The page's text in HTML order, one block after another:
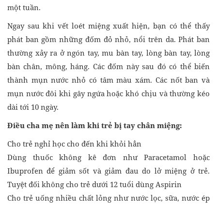
một tuần.
Ngay sau khi vết loét miệng xuất hiện, bạn có thể thấy
phát ban gồm những đốm đỏ nhỏ, nổi trên da. Phát ban
thường xảy ra ở ngón tay, mu bàn tay, lòng bàn tay, lòng
bàn chân, mông, háng. Các đốm này sau đó có thể biến
thành mụn nước nhỏ có tâm màu xám. Các nốt ban và
mụn nước đôi khi gây ngứa hoặc khó chịu và thường kéo
dài tới 10 ngày.
Điều cha mẹ nên làm khi trẻ bị tay chân miệng:
Cho trẻ nghỉ học cho đến khi khỏi hẳn
Dùng thuốc không kê đơn như Paracetamol hoặc
Ibuprofen để giảm sốt và giảm đau do lở miệng ở trẻ.
Tuyệt đối không cho trẻ dưới 12 tuổi dùng Aspirin
Cho trẻ uống nhiều chất lỏng như nước lọc, sữa, nước ép